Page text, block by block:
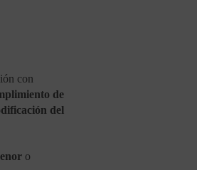
con
de
del
o